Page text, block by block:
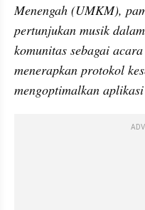
Menengah (UMKM),
pertunjukan musik
komunitas sebagai
menerapkan protokol
mengoptimalkan